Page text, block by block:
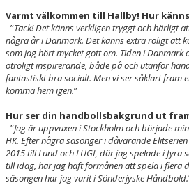
KLUBBSHOP
BILDGALLERI
Varmt välkommen till Hallby! Hur
- ”Tack! Det känns verkligen tryggt och härligt
några år i Danmark. Det känns extra roligt att
som jag hört mycket gott om. Tiden i Danmark
otroligt inspirerande, både på och utanför
fantastiskt bra socialt. Men vi ser såklart fram
komma hem igen.”
Hur ser din handbollsbakgrund ut
- ”Jagär uppvuxen i Stockholm och började
HK. Efter några säsonger i dåvarande
2015 till Lund och LUGI, där jag spelade i fyra
till idag, har jag haft förmånen att spela i flera
säsongen har jag varit i Sönderjyske Håndbold.